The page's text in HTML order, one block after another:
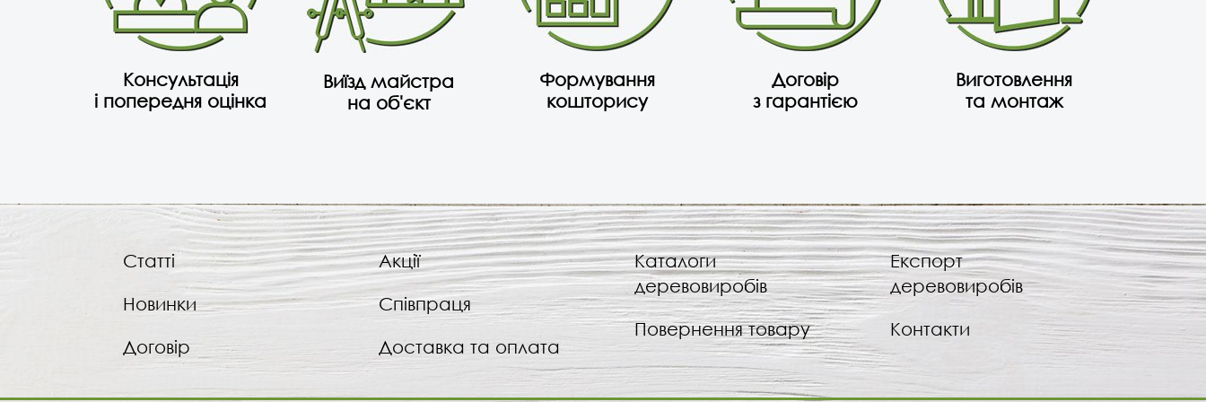
Консультація
і попередня оцінка
Виїзд майстра
на об'єкт
Формування
кошторису
Договір
з гарантією
Виготовлення
та монтаж
Статті
Новинки
Договір
Акції
Співпраця
Доставка та оплата
Каталоги
деревовиробів
Повернення товару
Експорт
деревовиробів
Контакти